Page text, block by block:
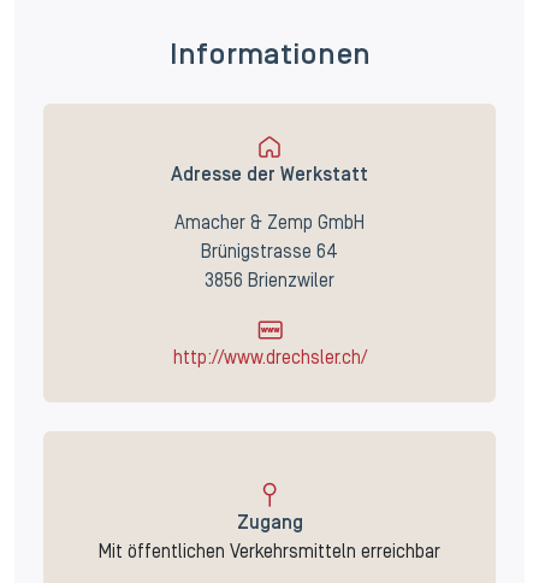
Informationen
Adresse der Werkstatt
Amacher & Zemp GmbH
Brünigstrasse 64
3856 Brienzwiler
http://www.drechsler.ch/
Zugang
Mit öffentlichen Verkehrsmitteln erreichbar